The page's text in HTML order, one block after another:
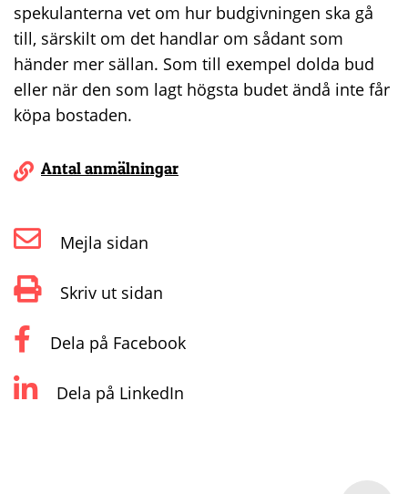
spekulanterna vet om hur budgivningen ska gå
till, särskilt om det handlar om sådant som
händer mer sällan. Som till exempel dolda bud
eller när den som lagt högsta budet ändå inte får
köpa bostaden.
Antal anmälningar
Mejla sidan
Skriv ut sidan
Dela på Facebook
Dela på LinkedIn